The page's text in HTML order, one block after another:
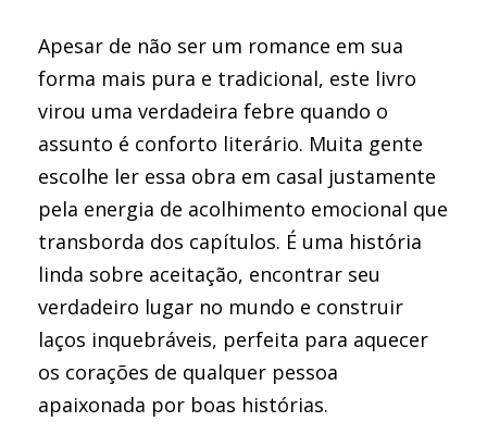
Apesar de não ser um romance em sua
forma mais pura e tradicional, este livro
virou uma verdadeira febre quando o
assunto é conforto literário. Muita gente
escolhe ler essa obra em casal justamente
pela energia de acolhimento emocional que
transborda dos capítulos. É uma história
linda sobre aceitação, encontrar seu
verdadeiro lugar no mundo e construir
laços inquebráveis, perfeita para aquecer
os corações de qualquer pessoa
apaixonada por boas histórias.